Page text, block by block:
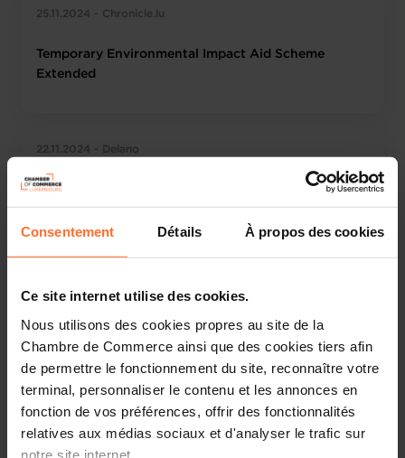
Consentement Détails À propos des cookies
Ce site internet utilise des cookies.
Nous utilisons des cookies propres au site de la
Chambre de Commerce ainsi que des cookies tiers afin
de permettre le fonctionnement du site, reconnaître votre
terminal, personnaliser le contenu et les annonces en
fonction de vos préférences, offrir des fonctionnalités
relatives aux médias sociaux et d'analyser le trafic sur
notre site internet.
25.11.2024 - Chronicle.lu
Temporary Environmental Impact Aid Scheme
Extended
22.11.2024 - Delano
Idea Foundation has acquired a “credibility” that
must be maintained
Environnement : Aides prolongées
21.11.2024 - Zeitung vum Lëtzebuerger Vollek
Verlängerung der befristeten Beihilfe zu